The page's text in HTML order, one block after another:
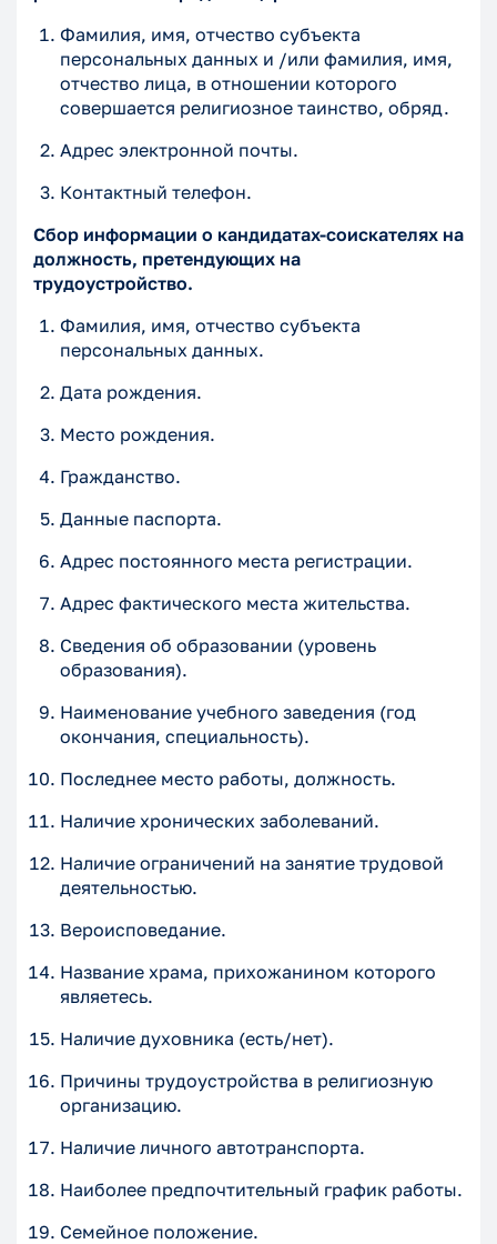
Фамилия, имя, отчество субъекта
персональных данных и /или фамилия, имя,
отчество лица, в отношении которого
совершается религиозное таинство, обряд.
Адрес электронной почты.
Контактный телефон.
Сбор информации о кандидатах-соискателях на
должность, претендующих на
трудоустройство.
Фамилия, имя, отчество субъекта
персональных данных.
Дата рождения.
Место рождения.
Гражданство.
Данные паспорта.
Адрес постоянного места регистрации.
Адрес фактического места жительства.
Сведения об образовании (уровень
образования).
Наименование учебного заведения (год
окончания, специальность).
Последнее место работы, должность.
Наличие хронических заболеваний.
Наличие ограничений на занятие трудовой
деятельностью.
Вероисповедание.
Название храма, прихожанином которого
являетесь.
Наличие духовника (есть/нет).
Причины трудоустройства в религиозную
организацию.
Наличие личного автотранспорта.
Наиболее предпочтительный график работы.
Семейное положение.